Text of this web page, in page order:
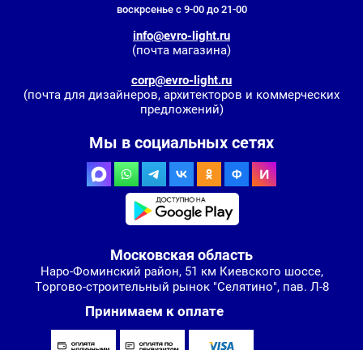
воскрсенье с 9-00 до 21-00
info@evro-light.ru
(почта магазина)
corp@evro-light.ru
(почта для дизайнеров, архитекторов и коммерческих
предложений)
Мы в социальных сетях
Московская область
Наро-Фоминский район, 51 км Киевского шоссе,
Торгово-строительный рынок "Селятино", пав. Л-8
Принимаем к оплате